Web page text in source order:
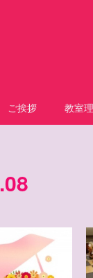
ご挨拶 教室
.08